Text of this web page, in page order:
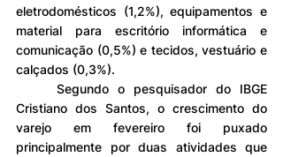
eletrodomésticos (1,2%), equipamentos e
material para escritório informática e
comunicação (0,5%) e tecidos, vestuário e
calçados (0,3%).
Cristiano dos Santos, o crescimento do
varejo em fevereiro foi puxado
principalmente por duas atividades que